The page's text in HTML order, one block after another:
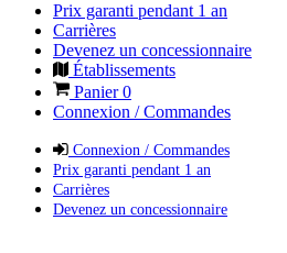
Prix garanti pendant 1 an
Carrières
Devenez un concessionnaire
Établissements
Panier0
Connexion / Commandes
Connexion / Commandes
Prix garanti pendant 1 an
Carrières
Devenez un concessionnaire